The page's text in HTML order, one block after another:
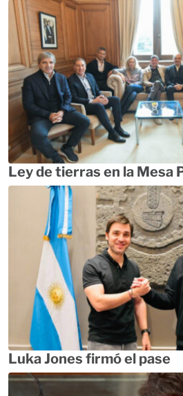
Ley de tierras en la Mesa
Luka Jones firmó el pase